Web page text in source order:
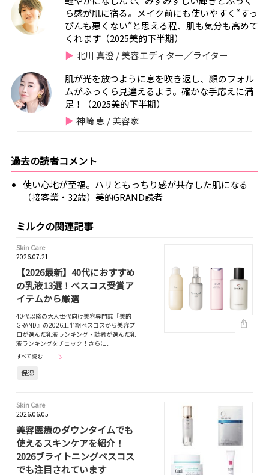
ら感が肌に宿る。メイク前にも使いやすく“すっ
ぴんも悪くない”と思える程、肌も気分も高めて
くれます（2025美的下半期）
北川 真澄 / 美容エディター／ライター
肌が光を放つように息を吹き返し、顔のフォル
ムがふっくら見違えるよう。確かな手応えに満
足！（2025美的下半期）
神崎 恵 / 美容家
過去の読者コメント
使い心地が至福。ハリともっちり感が共存した肌になる
（接客業・32歳）美的GRAND読者
ミルクの関連記事
Skin Care
2026.07.21
【2026最新】40代におすすめ
の乳液13選！ベスコス受賞ア
イテムから厳選
40代以降の大人世代向け美容専門誌『美的
GRAND』の2026上半期ベスコスから美容プ
ロが選んだ乳液ランキング・読者が選んだ乳
液ランキングをチェック！さらに、…
すべて読む
保湿
Skin Care
2026.06.05
美容医療のダウンタイムでも
使えるスキンケアを紹介！
2026ブライトニングベスコス
でも注目されています